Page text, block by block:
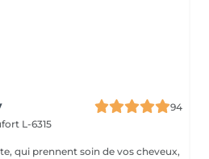
94
L-6315
qui prennent soin de vos cheveux,